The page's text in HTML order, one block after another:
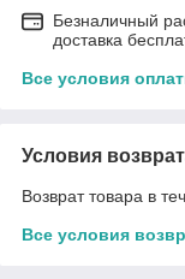
Безналичный
доставка
Все условия
Условия
Возврат товара в
Все условия